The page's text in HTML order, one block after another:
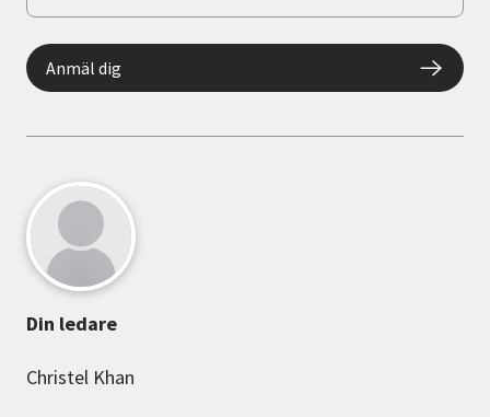
Anmäl dig
Din ledare
Christel Khan